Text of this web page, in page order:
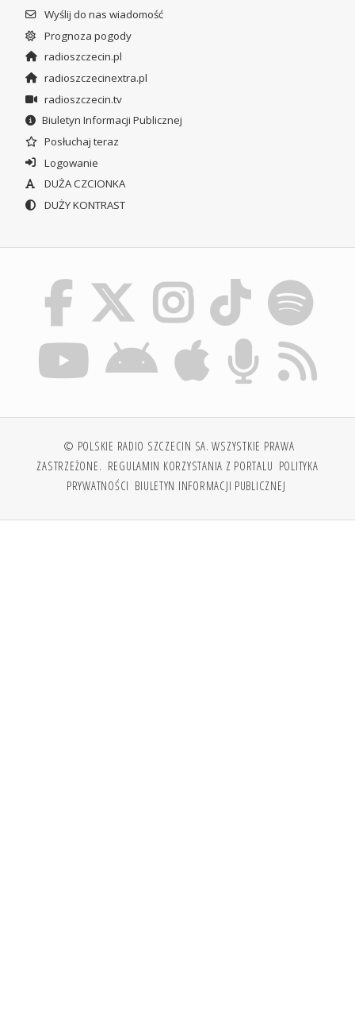
Wyślij do nas wiadomość
Prognoza pogody
radioszczecin.pl
radioszczecinextra.pl
radioszczecin.tv
Biuletyn Informacji Publicznej
Posłuchaj teraz
Logowanie
DUŻA CZCIONKA
DUŻY KONTRAST
© POLSKIE RADIO SZCZECIN SA. WSZYSTKIE PRAWA
ZASTRZEŻONE. REGULAMIN KORZYSTANIA Z PORTALU POLITYKA
PRYWATNOŚCI BIULETYN INFORMACJI PUBLICZNEJ